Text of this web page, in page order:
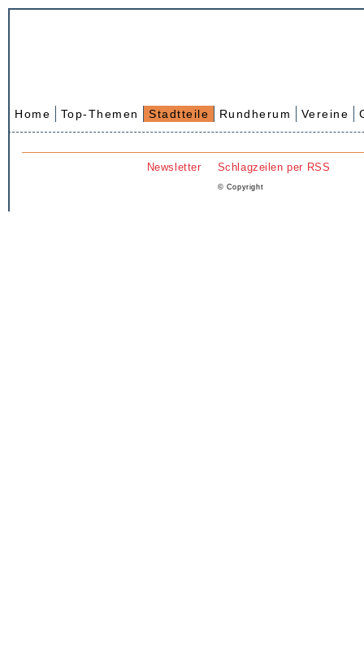
Home Top-Themen Stadtteile Rundherum Vereine
Newsletter Schlagzeilen per RSS
© Copyright